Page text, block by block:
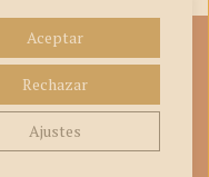
Aceptar
Rechazar
Ajustes